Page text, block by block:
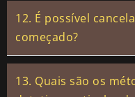
12. É possível
começado?
13. Quais são os